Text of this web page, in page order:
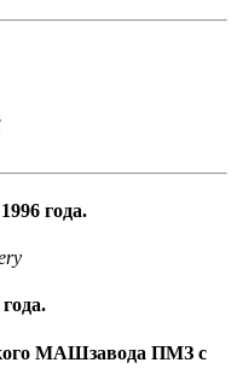
года.
МАШзавода ПМЗ с